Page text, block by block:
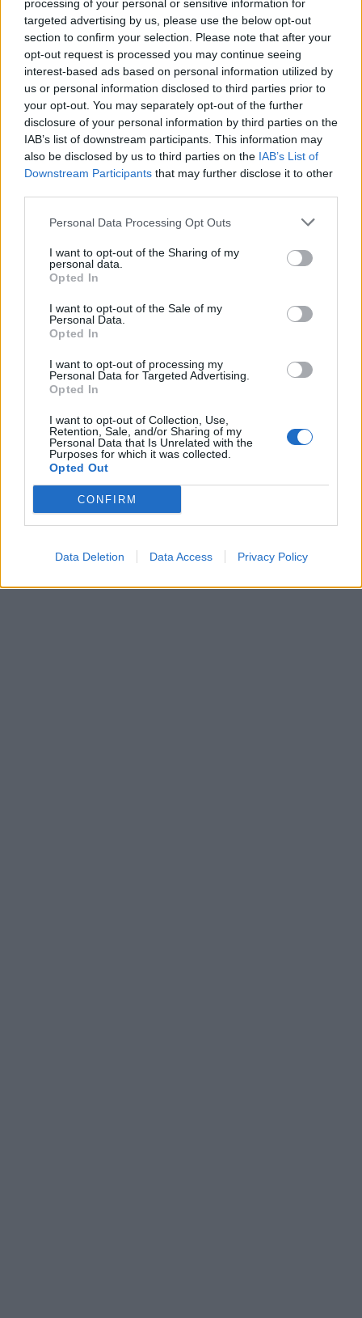
processing of your personal or sensitive information for
targeted advertising by us, please use the below opt-out
section to confirm your selection. Please note that after your
opt-out request is processed you may continue seeing
interest-based ads based on personal information utilized by
us or personal information disclosed to third parties prior to
your opt-out. You may separately opt-out of the further
disclosure of your personal information by third parties on the
IAB’s list of downstream participants. This information may
also be disclosed by us to third parties on the IAB’s List of
Downstream Participants that may further disclose it to other
Personal Data Processing Opt Outs
I want to opt-out of the Sharing of my
personal data.
Opted In
I want to opt-out of the Sale of my
Personal Data.
Opted In
I want to opt-out of processing my
Personal Data for Targeted Advertising.
Opted In
I want to opt-out of Collection, Use,
Retention, Sale, and/or Sharing of my
Personal Data that Is Unrelated with the
Purposes for which it was collected.
Opted Out
CONFIRM
Data Deletion Data Access Privacy Policy